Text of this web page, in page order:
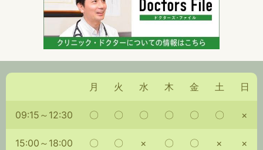
月 火 水 木 金 土 日
09:15～12:30 〇 〇 〇 〇 〇 〇 ×
15:00～18:00 〇 〇 × 〇 〇 × ×